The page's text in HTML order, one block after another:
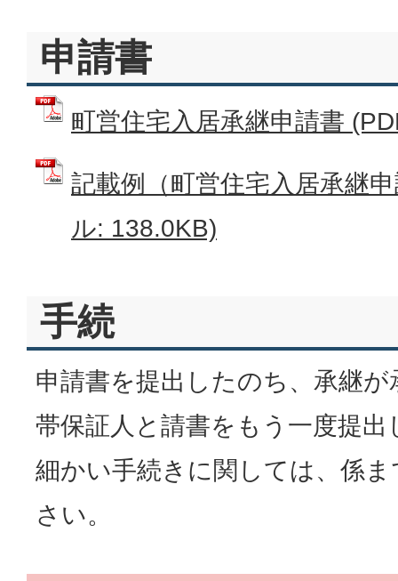
申請書
町営住宅入居承継申請書
記載例（町営住宅入居承継
ル: 138.0KB)
手続
申請書を提出したのち、承継
帯保証人と請書をもう一度提
細かい手続きに関しては、係
さい。